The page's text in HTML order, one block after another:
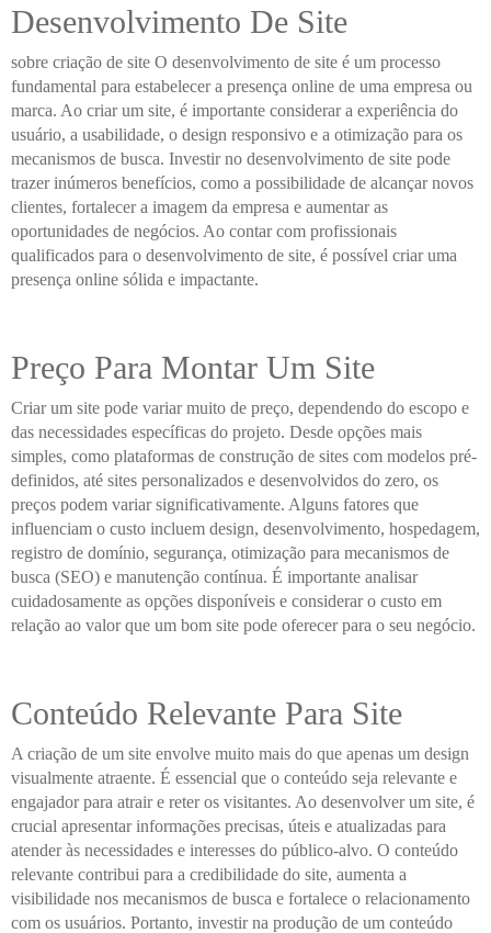
Desenvolvimento De Site
sobre criação de site O desenvolvimento de site é um processo
fundamental para estabelecer a presença online de uma empresa ou
marca. Ao criar um site, é importante considerar a experiência do
usuário, a usabilidade, o design responsivo e a otimização para os
mecanismos de busca. Investir no desenvolvimento de site pode
trazer inúmeros benefícios, como a possibilidade de alcançar novos
clientes, fortalecer a imagem da empresa e aumentar as
oportunidades de negócios. Ao contar com profissionais
qualificados para o desenvolvimento de site, é possível criar uma
presença online sólida e impactante.
Preço Para Montar Um Site
Criar um site pode variar muito de preço, dependendo do escopo e
das necessidades específicas do projeto. Desde opções mais
simples, como plataformas de construção de sites com modelos pré-
definidos, até sites personalizados e desenvolvidos do zero, os
preços podem variar significativamente. Alguns fatores que
influenciam o custo incluem design, desenvolvimento, hospedagem,
registro de domínio, segurança, otimização para mecanismos de
busca (SEO) e manutenção contínua. É importante analisar
cuidadosamente as opções disponíveis e considerar o custo em
relação ao valor que um bom site pode oferecer para o seu negócio.
Conteúdo Relevante Para Site
A criação de um site envolve muito mais do que apenas um design
visualmente atraente. É essencial que o conteúdo seja relevante e
engajador para atrair e reter os visitantes. Ao desenvolver um site, é
crucial apresentar informações precisas, úteis e atualizadas para
atender às necessidades e interesses do público-alvo. O conteúdo
relevante contribui para a credibilidade do site, aumenta a
visibilidade nos mecanismos de busca e fortalece o relacionamento
com os usuários. Portanto, investir na produção de um conteúdo